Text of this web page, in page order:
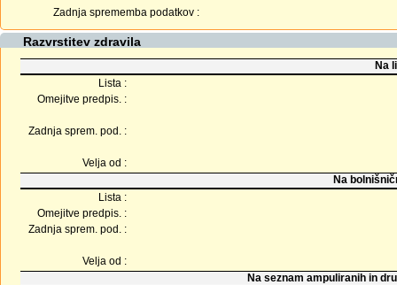
Zadnja sprememba podatkov :
Razvrstitev zdravila
Na
Lista :
Omejitve predpis. :
Zadnja sprem. pod. :
Velja od :
Na
Lista :
Omejitve predpis. :
Zadnja sprem. pod. :
Velja od :
Na seznam ampuliranih in